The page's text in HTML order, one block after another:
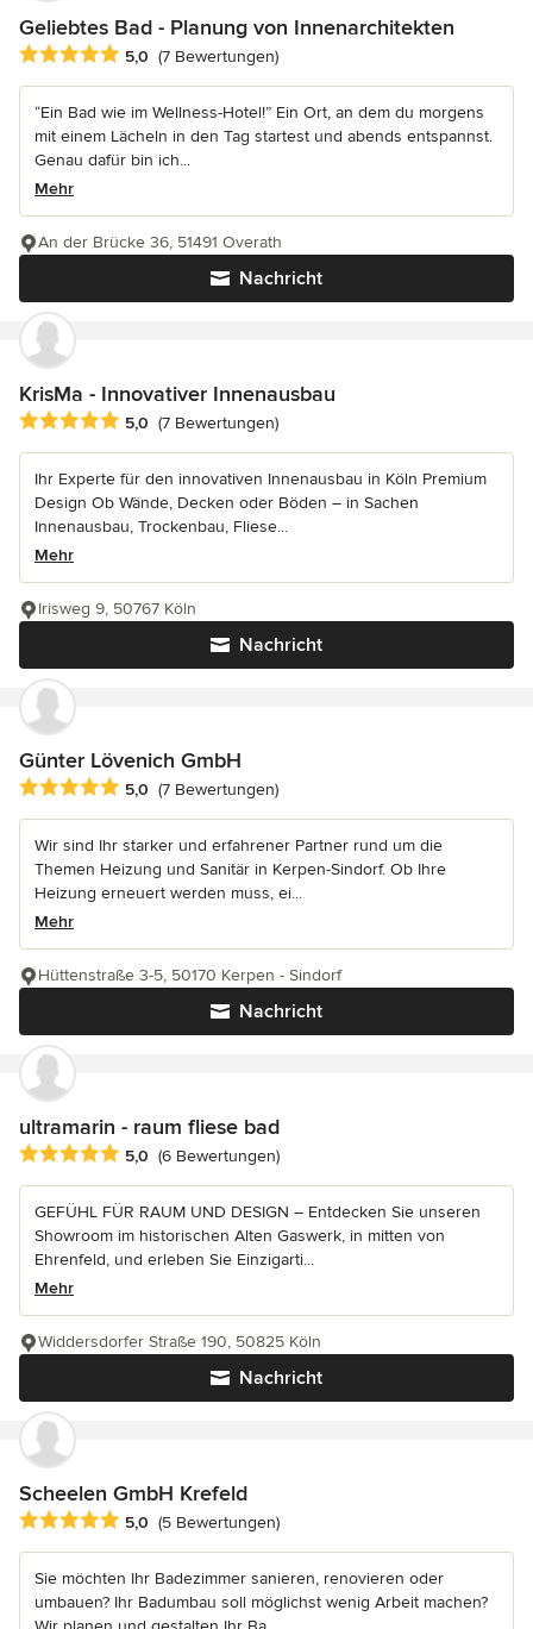
Geliebtes Bad - Planung von Innenarchitekten
Durchschnittliche Bewertung: 5 von 5 Sternen
5,0 (7 Bewertungen)
“Ein Bad wie im Wellness-Hotel!” Ein Ort, an dem du morgens
mit einem Lächeln in den Tag startest und abends entspannst.
Genau dafür bin ich...
Mehr
Nachricht
An der Brücke 36, 51491 Overath
KrisMa - Innovativer Innenausbau
Durchschnittliche Bewertung: 5 von 5 Sternen
5,0 (7 Bewertungen)
Ihr Experte für den innovativen Innenausbau in Köln Premium
Design Ob Wände, Decken oder Böden – in Sachen
Innenausbau, Trockenbau, Fliese...
Mehr
Nachricht
Irisweg 9, 50767 Köln
Günter Lövenich GmbH
Durchschnittliche Bewertung: 5 von 5 Sternen
5,0 (7 Bewertungen)
Wir sind Ihr starker und erfahrener Partner rund um die
Themen Heizung und Sanitär in Kerpen-Sindorf. Ob Ihre
Heizung erneuert werden muss, ei...
Mehr
Nachricht
Hüttenstraße 3-5, 50170 Kerpen - Sindorf
ultramarin - raum fliese bad
Durchschnittliche Bewertung: 5 von 5 Sternen
5,0 (6 Bewertungen)
GEFÜHL FÜR RAUM UND DESIGN – Entdecken Sie unseren
Showroom im historischen Alten Gaswerk, in mitten von
Ehrenfeld, und erleben Sie Einzigarti...
Mehr
Nachricht
Widdersdorfer Straße 190, 50825 Köln
Scheelen GmbH Krefeld
Durchschnittliche Bewertung: 5 von 5 Sternen
5,0 (5 Bewertungen)
Sie möchten Ihr Badezimmer sanieren, renovieren oder
umbauen? Ihr Badumbau soll möglichst wenig Arbeit machen?